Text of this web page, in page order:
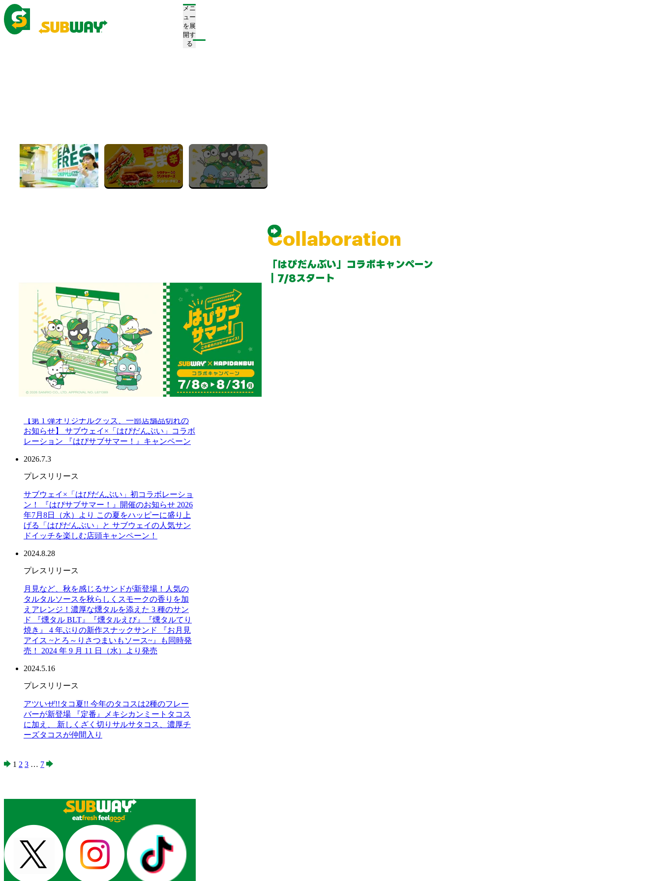
Collaboration
「はぴだんぶい」コラボキャンペーン
｜7/8スタート
メニ
ュー
を展
開す
る
すべて
プレスリリース
お知らせ
キャンペーン
知らせ 2026年8月5日（水）より オリジナル「フ
レークシール（全4種）」付セットを販売
2026.7.17
プレスリリース
【第1弾オリジナルグッズ 再入荷予定のお知ら
せ】 サブウェイ×「はぴだんぶい」コラボレーシ
ョン 『はぴサブサマー！』キャンペーン
2026.7.10
【第 1 弾オリジナルグッズ、一部店舗品切れの
お知らせ】 サブウェイ×「はぴだんぶい」コラボ
レーション 『はぴサブサマー！』キャンペーン
2026.7.3
プレスリリース
サブウェイ×「はぴだんぶい」初コラボレーショ
ン！ 『はぴサブサマー！』開催のお知らせ 2026
年7月8日（水）より この夏をハッピーに盛り上
げる「はぴだんぶい」と サブウェイの人気サン
ドイッチを楽しむ店頭キャンペーン！
2024.8.28
プレスリリース
月見など、秋を感じるサンドが新登場！人気の
タルタルソースを秋らしくスモークの香りを加
えアレンジ！濃厚な燻タルを添えた 3 種のサン
ド 『燻タル BLT』『燻タルえび』『燻タルてり
焼き』 4 年ぶりの新作スナックサンド 『お月見
アイス ~とろ～りさつまいもソース~』も同時発
売！ 2024 年 9 月 11 日（水）より発売
2024.5.16
プレスリリース
アツいぜ!!タコ夏!! 今年のタコスは2種のフレー
バーが新登場 『定番』メキシカンミートタコス
に加え、 新しくざく切りサルサタコス、濃厚チ
ーズタコスが仲間入り
1 2 3 … 7